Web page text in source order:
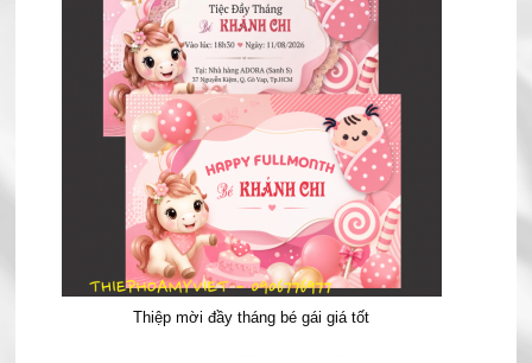
Thiệp mời đầy tháng bé gái giá tốt